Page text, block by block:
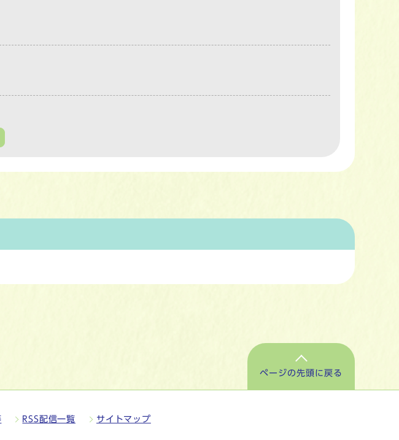
ページの先頭に戻る
RSS配信一覧 サイトマップ